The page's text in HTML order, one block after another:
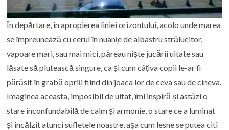
În depărtare, în apropierea liniei orizontului, acolo unde marea
se împreunează cu cerul în nuanțe de albastru strălucitor,
vapoare mari, sau mai mici, păreau niște jucării uitate sau
lăsate să plutească singure, ca și cum câțiva copii le-ar fi
părăsit în grabă opriți fiind din joaca lor de ceva sau de cineva.
Imaginea aceasta, imposibil de uitat, îmi inspiră și astăzi o
stare inconfundabilă de calm și armonie, o stare ce a luminat
și încălzit atunci sufletele noastre, așa cum lesne se putea citi